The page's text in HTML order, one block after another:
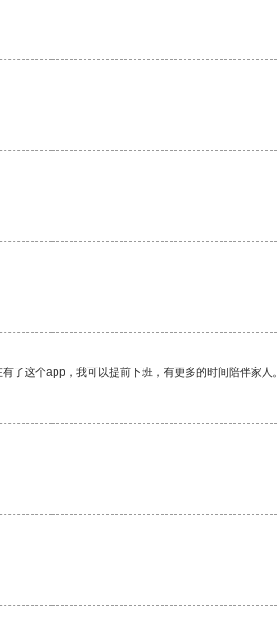
了这个app，我可以提前下班，有更多的时间陪伴家人。